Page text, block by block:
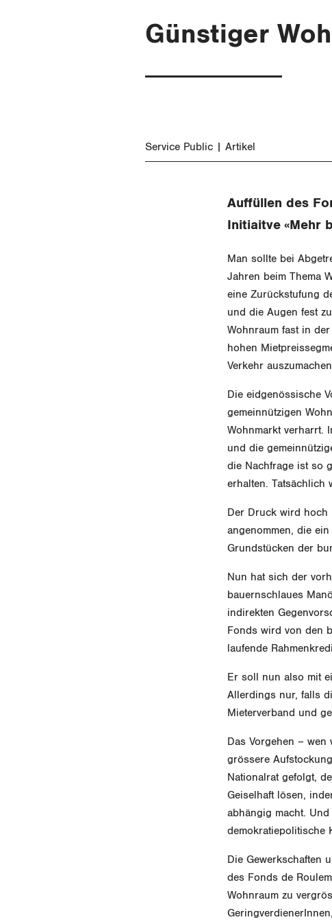
Günstiger
Service Public Artikel
Auffüllen des
Initiaitve «Mehr
Man sollte bei
Jahren beim Thema
eine Zurückstufung
und die Augen fest
Wohnraum fast in
hohen
Verkehr
Die eidgenössische
gemeinnützigen
Wohnmarkt verharrt.
und die
die Nachfrage ist so
erhalten. Tatsächlich
Der Druck wird hoch
angenommen, die
Grundstücken der
Nun hat sich der
bauernschlaues
indirekten
Fonds wird von den
laufende
Er soll nun also mit
Allerdings nur, falls
Mieterverband und
Das Vorgehen –
grössere
Nationalrat gefolgt,
Geiselhaft lösen,
abhängig macht.
demokratiepolitische
Die Gewerkschaften
des Fonds de
Wohnraum zu